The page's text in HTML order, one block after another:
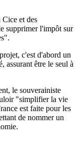
et des
supprimer l'impôt sur
c'est d'abord un
assurant être le seul à
le souverainiste
"simplifier la vie
est faite pour les
de nommer un